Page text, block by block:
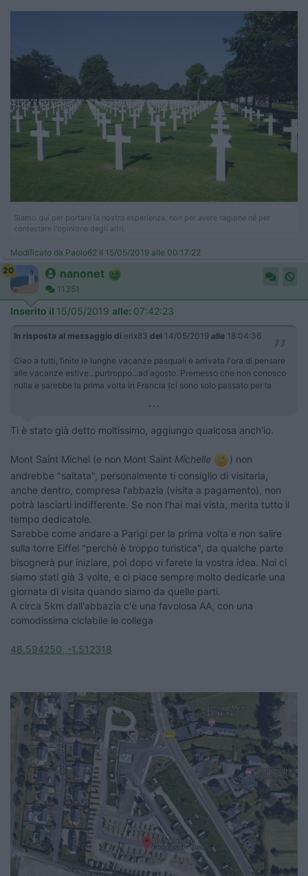
Siamo qui per portare la nostra esperienza, non per avere ragione né per
contestare l'opinione degli altri.
Modificato da Paolo62 il 15/05/2019 alle 00:17:22
20
nanonet
11351
Inserito il 15/05/2019 alle: 07:42:23
In risposta al messaggio di erix83 del 14/05/2019 alle 18:04:36
Ciao a tutti, finite le lunghe vacanze pasquali è arrivata l'ora di pensare
alle vacanze estive...purtroppo...ad agosto. Premesso che non conosco
nulla e sarebbe la prima volta in Francia (ci sono solo passato per la
...
Ti è stato già detto moltissimo, aggiungo qualcosa anch'io.
Mont Saint Michel (e non Mont Saint Michelle
) non
andrebbe "saltata", personalmente ti consiglio di visitarla,
anche dentro, compresa l'abbazia (visita a pagamento), non
potrà lasciarti indifferente. Se non l'hai mai vista, merita tutto il
tempo dedicatole.
Sarebbe come andare a Parigi per la prima volta e non salire
sulla torre Eiffel "perchè è troppo turistica", da qualche parte
bisognerà pur iniziare, poi dopo vi farete la vostra idea. Noi ci
siamo stati già 3 volte, e ci piace sempre molto dedicarle una
giornata di visita quando siamo da quelle parti.
A circa 5km dall'abbazia c'è una favolosa AA, con una
comodissima ciclabile le collega
48.594250, -1.512318